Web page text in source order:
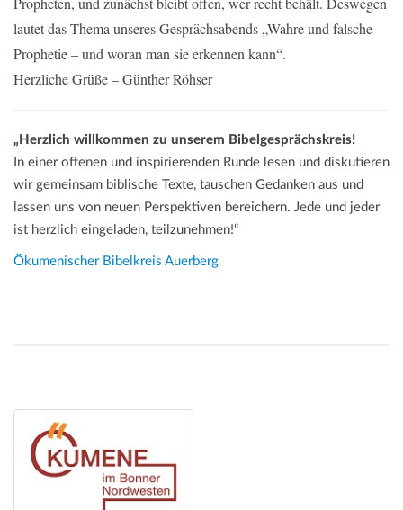
lautet das Thema unseres Gesprächsabends „Wahre und falsche
Prophetie – und woran man sie erkennen kann“.
Herzliche Grüße – Günther Röhser
„Herzlich willkommen zu unserem Bibelgesprächskreis!
In einer offenen und inspirierenden Runde lesen und diskutieren
wir gemeinsam biblische Texte, tauschen Gedanken aus und
lassen uns von neuen Perspektiven bereichern. Jede und jeder
ist herzlich eingeladen, teilzunehmen!“
Ökumenischer Bibelkreis Auerberg